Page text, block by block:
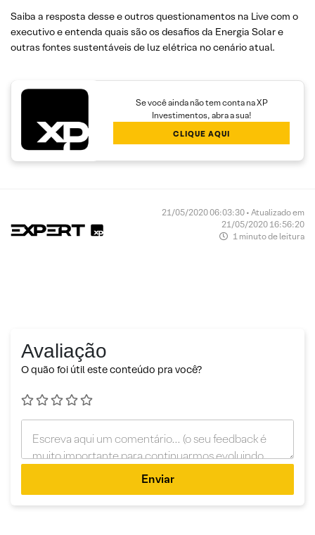
Saiba a resposta desse e outros questionamentos na Live com o
executivo e entenda quais são os desafios da Energia Solar e
outras fontes sustentáveis de luz elétrica no cenário atual.
Se você ainda não tem conta na XP
Investimentos, abra a sua!
CLIQUE AQUI
21/05/2020 06:03:30 • Atualizado em
21/05/2020 16:56:20
1 minuto de leitura
Avaliação
O quão foi útil este conteúdo pra você?
Enviar